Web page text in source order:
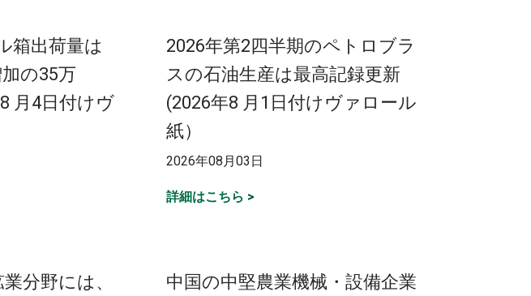
箱出荷量は
の35万
月4日付けヴ
2026年第2四半期のペトロブラ
スの石油生産は最高記録更新
(2026年8 月1日付けヴァロール
紙）
2026年08月03日
詳細はこちら >
分野には、
中国の中堅農業機械・設備企業